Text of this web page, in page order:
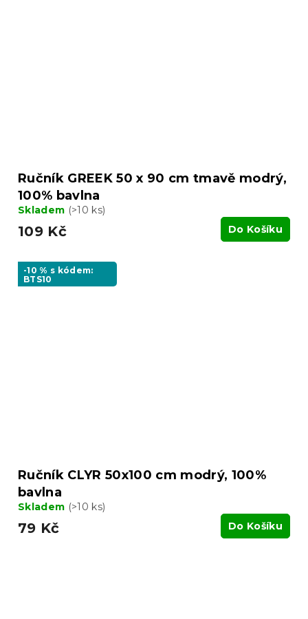
Ručník GREEK 50 x 90 cm tmavě modrý,
100% bavlna
Skladem (>10 ks)
109 Kč Do Košíku
-10 % s kódem:
BTS10
Ručník CLYR 50x100 cm modrý, 100%
bavlna
Skladem (>10 ks)
79 Kč Do Košíku